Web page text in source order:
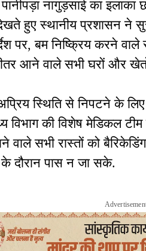
नागुड़साई का
हुए स्थानीय प्रशासन ने
पर, बम निष्क्रिय करने
आने वाले सभी घरों और
स्थिति से निपटने के
विभाग की विशेष मेडिकल
वाले सभी रास्तों को
के दौरान पास न जा सके.